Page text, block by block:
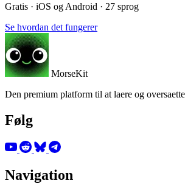
Gratis · iOS og Android · 27 sprog
Se hvordan det fungerer
MorseKit
Den premium platform til at laere og
Følg
Navigation